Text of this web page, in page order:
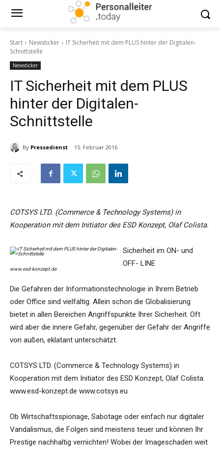
Start Newsticker
IT Sicherheit mit dem PLUS hinter der Digitalen-
Schnittstelle
Newsticker
IT Sicherheit mit dem PLUS
hinter der Digitalen-
Schnittstelle
By Pressedienst 15. Februar 2016
COTSYS LTD. (Commerce & Technology Systems) in
Kooperation mit dem Initiator des ESD Konzept, Olaf Colista.
www.esd-konzept.de
Sicherheit im ON- und
OFF- LINE
Die Gefahren der Informationstechnologie in Ihrem Betrieb
oder Office sind vielfältig. Allein schon die Globalisierung
bietet in allen Bereichen Angriffspunkte Ihrer Sicherheit. Oft
wird aber die innere Gefahr, gegenüber der Gefahr der Angriffe
von außen, eklatant unterschätzt.
COTSYS LTD. (Commerce & Technology Systems) in
Kooperation mit dem Initiator des ESD Konzept, Olaf Colista.
www.esd-konzept.de www.cotsys.eu
Ob Wirtschaftsspionage, Sabotage oder einfach nur digitaler
Vandalismus, die Folgen sind meistens teuer und können Ihr
Prestige nachhaltig vernichten! Wobei der Imageschaden weit